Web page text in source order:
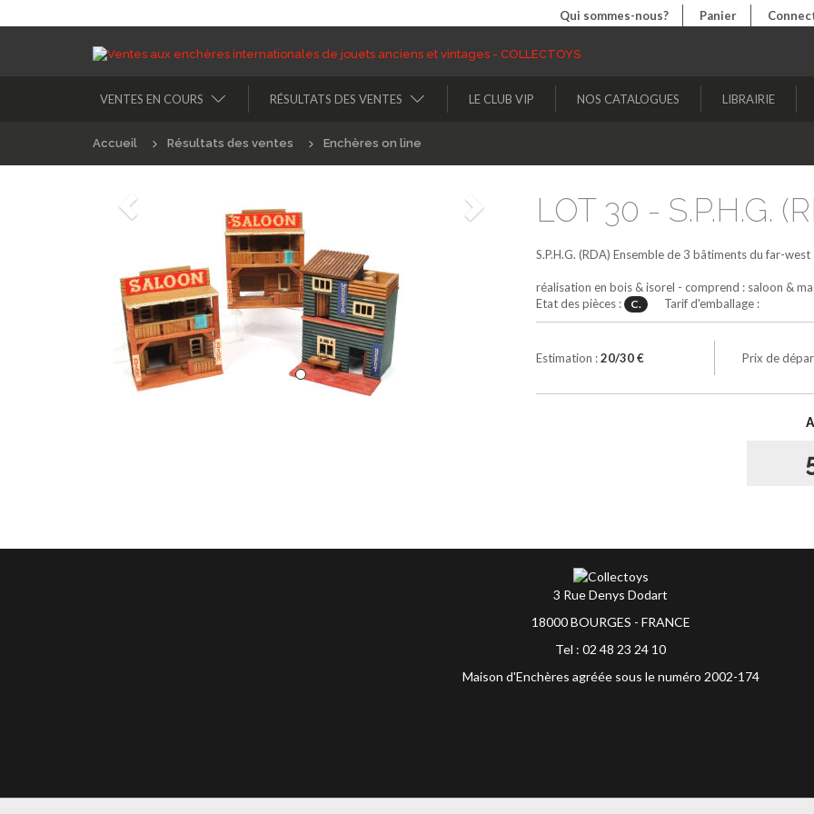
Qui sommes-nous? Panier
VENTES EN COURS RÉSULTATS DES VENTES LE CLUB VIP NOS CATALOGUES LIBRAIRIE
Accueil Résultats des ventes Enchères on line
Suivant LOT 30 - S.P.H.G.
S.P.H.G. (RDA) Ensemble de 3 bâtiments du far-west
réalisation en bois & isorel - comprend : saloon &
Etat des pièces :
C. Tarif d'emballage :
Estimation :20/30 € Prix de
3 Rue Denys Dodart
18000 BOURGES - FRANCE
Tel : 02 48 23 24 10
Maison d'Enchères agréée sous le numéro 2002-174